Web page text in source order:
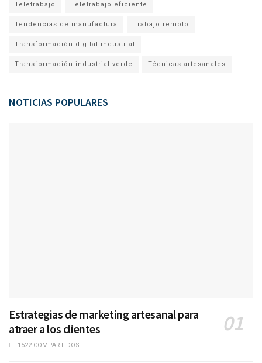
Teletrabajo Teletrabajo eficiente
Tendencias de manufactura Trabajo remoto
Transformación digital industrial
Transformación industrial verde Técnicas artesanales
NOTICIAS POPULARES
Estrategias de marketing artesanal para
atraer a los clientes
1522 COMPARTIDOS